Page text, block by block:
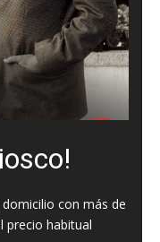
con más de
precio habitual